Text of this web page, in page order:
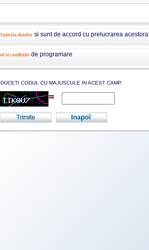
datelor si sunt de accord cu prelucrarea acestora
si conditiile de programare
CODUL CU MAJUSCULE IN ACEST CAMP.
=